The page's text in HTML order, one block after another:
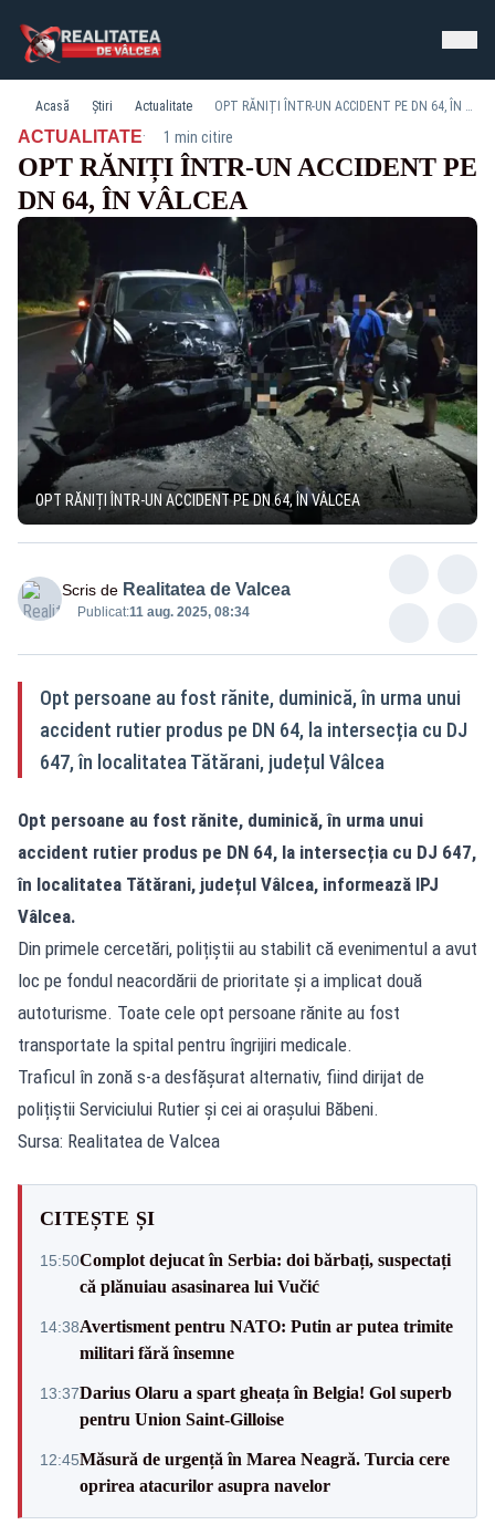
Acasă Știri Actualitate OPT RĂNIȚI ÎNTR-UN ACCIDENT PE DN 64, ÎN VÂLCEA
ACTUALITATE· 1 min citire
OPT RĂNIȚI ÎNTR-UN ACCIDENT PE
DN 64, ÎN VÂLCEA
OPT RĂNIȚI ÎNTR-UN ACCIDENT PE DN 64, ÎN VÂLCEA
Scris de Realitatea de Valcea
Publicat:11 aug. 2025, 08:34
Opt persoane au fost rănite, duminică, în urma unui
accident rutier produs pe DN 64, la intersecția cu DJ
647, în localitatea Tătărani, județul Vâlcea
Opt persoane au fost rănite, duminică, în urma unui
accident rutier produs pe DN 64, la intersecția cu DJ 647,
în localitatea Tătărani, județul Vâlcea, informează IPJ
Vâlcea.
Din primele cercetări, polițiștii au stabilit că evenimentul a avut
loc pe fondul neacordării de prioritate și a implicat două
autoturisme. Toate cele opt persoane rănite au fost
transportate la spital pentru îngrijiri medicale.
Traficul în zonă s-a desfășurat alternativ, fiind dirijat de
polițiștii Serviciului Rutier și cei ai orașului Băbeni.
Sursa: Realitatea de Valcea
CITEȘTE ȘI
15:50Complot dejucat în Serbia: doi bărbați, suspectați
că plănuiau asasinarea lui Vučić
14:38Avertisment pentru NATO: Putin ar putea trimite
militari fără însemne
13:37Darius Olaru a spart gheața în Belgia! Gol superb
pentru Union Saint-Gilloise
12:45Măsură de urgență în Marea Neagră. Turcia cere
oprirea atacurilor asupra navelor